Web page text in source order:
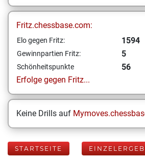
Fritz.chessbase.com:
Elo gegen Fritz: 1594
Gewinnpartien Fritz: 5
Schönheitspunkte
56
Erfolge gegen Fritz...
Keine Drills auf
STARTSEITE